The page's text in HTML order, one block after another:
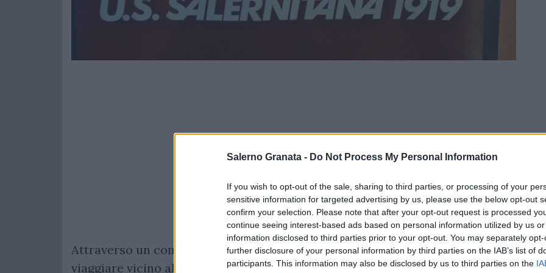
Salerno Granata - Do Not Process My Personal Information
If you wish to opt-out of the sale, sharing to third parties, or processing of your
sensitive information for targeted advertising by us, please use the below opt-out
confirm your selection. Please note that after your opt-out request is processed
continue seeing interest-based ads based on personal information utilized by us
information disclosed to third parties prior to your opt-out. You may separately
further disclosure of your personal information by third parties on the IAB’s list of
participants. This information may also be disclosed by us to third parties on the
Attraverso un comunicato sui propri canali ufficiali, la Salernitana afferma di
viaggiare vicino all'iniziativa 'Volontari per l'Oncologia'. Il comunicato del